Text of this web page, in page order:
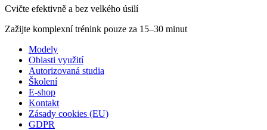
Cvičte efektivně a bez velkého úsilí
Zažijte komplexní trénink pouze za 15–30 minut
Modely
Oblasti využití
Autorizovaná studia
Školení
E-shop
Kontakt
Zásady cookies (EU)
GDPR